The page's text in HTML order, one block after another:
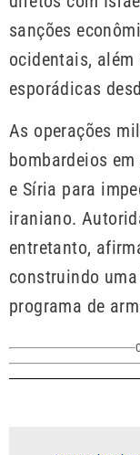
sanções
ocidentais, além
esporádicas
As operações
bombardeios
e Síria para
iraniano.
entretanto,
construindo
programa de